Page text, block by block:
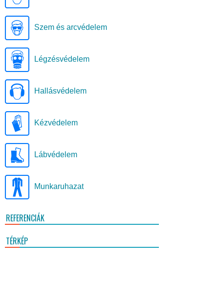
Szem és arcvédelem
Légzésvédelem
Hallásvédelem
Kézvédelem
Lábvédelem
Munkaruhazat
REFERENCIÁK
TÉRKÉP